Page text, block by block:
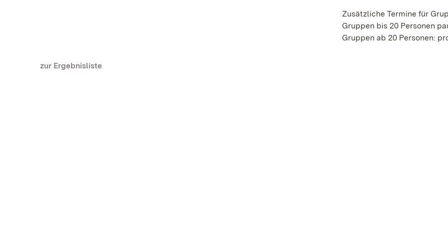
Zusätzliche Termine für
Gruppen bis 20 Personen
Gruppen ab 20 Personen:
zur Ergebnisliste